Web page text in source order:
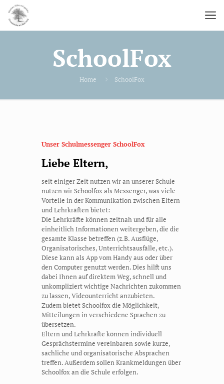
SchoolFox
Home SchoolFox
Unser Schulmessenger SchoolFox
Liebe Eltern,
seit einiger Zeit nutzen wir an unserer Schule
nutzen wir Schoolfox als Messenger, was viele
Vorteile in der Kommunikation zwischen Eltern
und Lehrkräften bietet:
Die Lehrkräfte können zeitnah und für alle
einheitlich Informationen weitergeben, die die
gesamte Klasse betreffen (z.B. Ausflüge,
Organisatorisches, Unterrichtsausfälle, etc.).
Diese kann als App vom Handy aus oder über
den Computer genutzt werden. Dies hilft uns
dabei Ihnen auf direktem Weg, schnell und
unkompliziert wichtige Nachrichten zukommen
zu lassen, Videounterricht anzubieten.
Zudem bietet Schoolfox die Möglichkeit,
Mitteilungen in verschiedene Sprachen zu
übersetzen.
Eltern und Lehrkräfte können individuell
Gesprächstermine vereinbaren sowie kurze,
sachliche und organisatorische Absprachen
treffen. Außerdem sollen Krankmeldungen über
Schoolfox an die Schule erfolgen.